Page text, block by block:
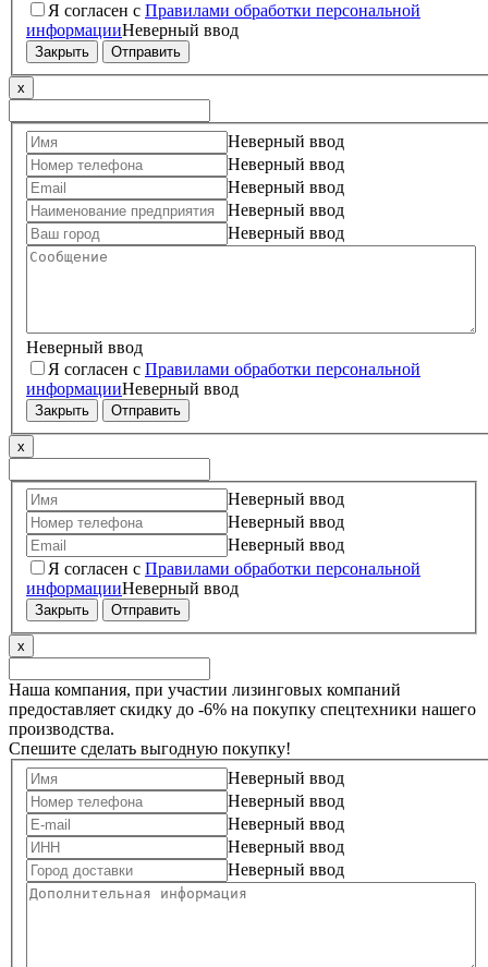
Я согласен с Правилами обработки персональной
информацииНеверный ввод
Закрыть Отправить
x
Неверный ввод
Неверный ввод
Неверный ввод
Неверный ввод
Неверный ввод
Неверный ввод
Я согласен с Правилами обработки персональной
информацииНеверный ввод
Закрыть Отправить
x
Неверный ввод
Неверный ввод
Неверный ввод
Я согласен с Правилами обработки персональной
информацииНеверный ввод
Закрыть Отправить
x
Наша компания, при участии лизинговых компаний
предоставляет скидку до -6% на покупку спецтехники нашего
производства.
Спешите сделать выгодную покупку!
Неверный ввод
Неверный ввод
Неверный ввод
Неверный ввод
Неверный ввод